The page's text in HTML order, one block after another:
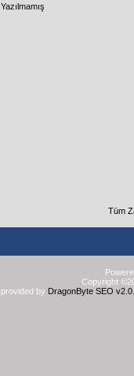
Tüm
Copyright
by DragonByte SEO